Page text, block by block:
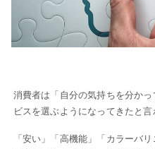
消費者は「自分の気持ちを分か
ビスを選ぶようになってきたと言
「安い」「高機能」「カラーバ